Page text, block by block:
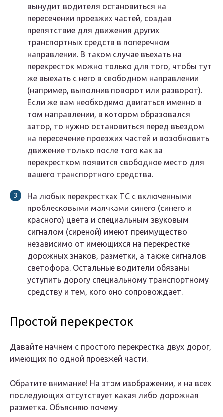
вынудит водителя остановиться на
пересечении проезжих частей, создав
препятствие для движения других
транспортных средств в поперечном
направлении. В таком случае въехать на
перекресток можно только для того, чтобы тут
же выехать с него в свободном направлении
(например, выполнив поворот или разворот).
Если же вам необходимо двигаться именно в
том направлении, в котором образовался
затор, то нужно остановиться перед въездом
на пересечение проезжих частей и возобновить
движение только после того как за
перекрестком появится свободное место для
вашего транспортного средства.
На любых перекрестках ТС с включенными
проблесковыми маячками синего (синего и
красного) цвета и специальным звуковым
сигналом (сиреной) имеют преимущество
независимо от имеющихся на перекрестке
дорожных знаков, разметки, а также сигналов
светофора. Остальные водители обязаны
уступить дорогу специальному транспортному
средству и тем, кого оно сопровождает.
Простой перекресток
Давайте начнем с простого перекрестка двух дорог,
имеющих по одной проезжей части.
Обратите внимание! На этом изображении, и на всех
последующих отсутствует какая либо дорожная
разметка. Объясняю почему